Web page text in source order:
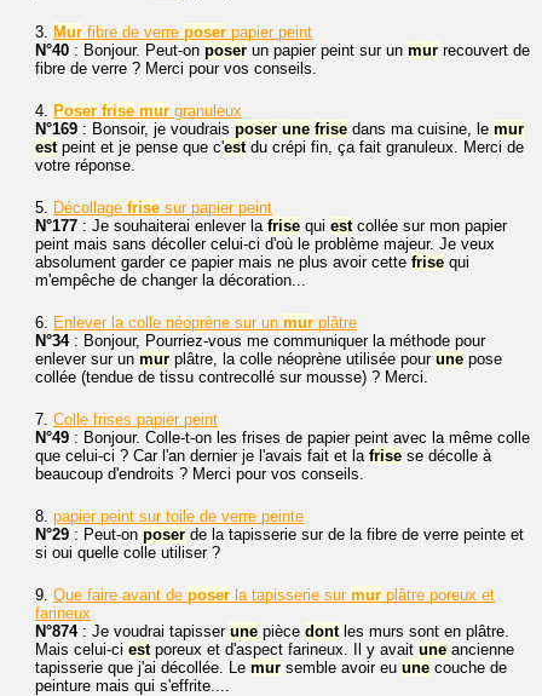
3. Mur fibre de verre poser papier peint
N°40 : Bonjour. Peut-on poser un papier peint sur un mur recouvert de
fibre de verre ? Merci pour vos conseils.
4. Poser frise mur granuleux
N°169 : Bonsoir, je voudrais poser une frise dans ma cuisine, le mur
estpeint et je pense que c'estdu crépi fin, ça fait granuleux. Merci de
votre réponse.
5. Décollage frise sur papier peint
N°177 : Je souhaiterai enlever la frise qui estcollée sur mon papier
peint mais sans décoller celui-ci d'où le problème majeur. Je veux
absolument garder ce papier mais ne plus avoir cette frise qui
m'empêche de changer la décoration...
6. Enlever la colle néoprène sur un mur plâtre
N°34: Bonjour, Pourriez-vous me communiquer la méthode pour
enlever sur un mur plâtre, la colle néoprène utilisée pour une pose
collée (tendue de tissu contrecollé sur mousse) ? Merci.
7. Colle frises papier peint
N°49 : Bonjour. Colle-t-on les frises de papier peint avec la même colle
que celui-ci ? Car l'an dernier je l'avais fait et la frise se décolle à
beaucoup d'endroits ? Merci pour vos conseils.
8. papier peint sur toile de verre peinte
N°29 : Peut-on poser de la tapisserie sur de la fibre de verre peinte et
si oui quelle colle utiliser ?
9. Que faire avant de poser la tapisserie sur mur plâtre poreux et
farineux
N°874: Je voudrai tapisser une pièce dontles murs sont en plâtre.
Mais celui-ci estporeux et d'aspect farineux. Il y avait une ancienne
tapisserie que j'ai décollée. Le mur semble avoir eu une couche de
peinture mais qui s'effrite....